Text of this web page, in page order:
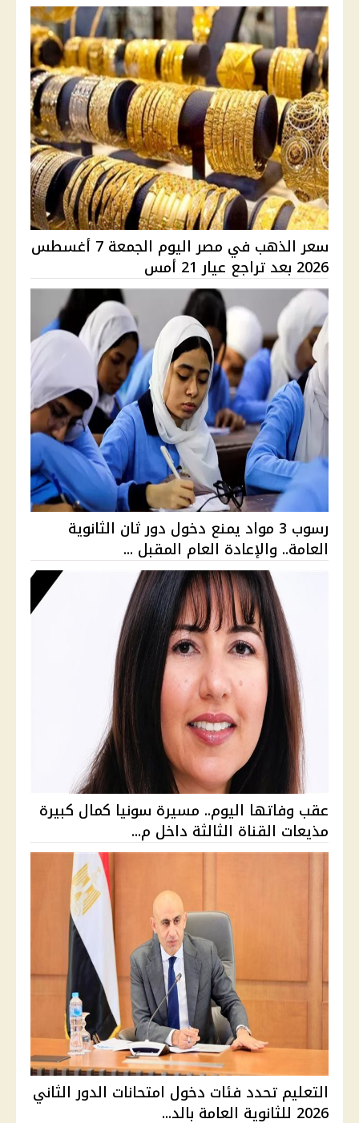
سعر الذهب في مصر اليوم الجمعة 7 أغسطس
2026 بعد تراجع عيار 21 أمس
رسوب 3 مواد يمنع دخول دور ثان الثانوية
العامة.. والإعادة العام المقبل ...
عقب وفاتها اليوم.. مسيرة سونيا كمال كبيرة
مذيعات القناة الثالثة داخل م...
التعليم تحدد فئات دخول امتحانات الدور الثاني
2026 للثانوية العامة بالد...